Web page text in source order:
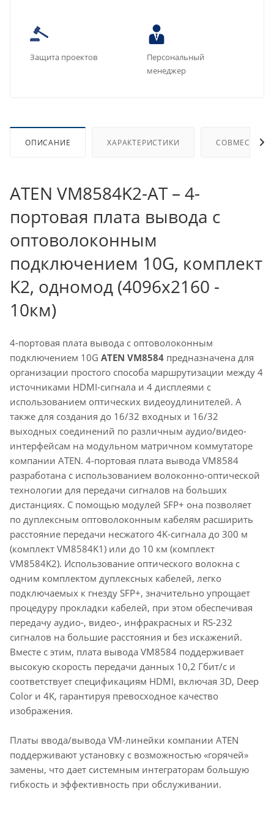
Защита проектов
Персональный
менеджер
ОПИСАНИЕ ХАРАКТЕРИСТИКИ
ATEN VM8584K2-AT – 4-
портовая плата вывода c
оптоволоконным
подключением 10G, комплект
K2, одномод (4096x2160 -
10км)
4-портовая плата вывода c оптоволоконным
подключением 10G ATEN VM8584 предназначена для
организации простого способа маршрутизации между 4
источниками HDMI-сигнала и 4 дисплеями с
использованием оптических видеоудлинителей. А
также для создания до 16/32 входных и 16/32
выходных соединений по различным аудио/видео-
интерфейсам на модульном матричном коммутаторе
компании ATEN. 4-портовая плата вывода VM8584
разработана с использованием волоконно-оптической
технологии для передачи сигналов на больших
дистанциях. С помощью модулей SFP+ она позволяет
по дуплексным оптоволоконным кабелям расширить
расстояние передачи несжатого 4K-сигнала до 300 м
(комплект VM8584K1) или до 10 км (комплект
VM8584K2). Использование оптического волокна с
одним комплектом дуплексных кабелей, легко
подключаемых к гнезду SFP+, значительно упрощает
процедуру прокладки кабелей, при этом обеспечивая
передачу аудио-, видео-, инфракрасных и RS-232
сигналов на большие расстояния и без искажений.
Вместе с этим, плата вывода VM8584 поддерживает
высокую скорость передачи данных 10,2 Гбит/с и
соответствует спецификациям HDMI, включая 3D, Deep
Color и 4K, гарантируя превосходное качество
изображения.
Платы ввода/вывода VM-линейки компании ATEN
поддерживают установку с возможностью «горячей»
замены, что дает системным интеграторам большую
гибкость и эффективность при обслуживании.